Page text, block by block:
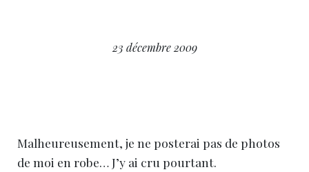
23 décembre 2009
Malheureusement, je ne posterai pas de photos
de moi en robe… J’y ai cru pourtant.